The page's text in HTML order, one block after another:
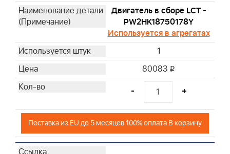
85
86
87
88
89
Двигатель в сборе LCT -
PW2HK18750178Y
Используется в агрегатах
1
80083 i
- +
Поставка из EU до 5 месяцев 100% оплата В корзину